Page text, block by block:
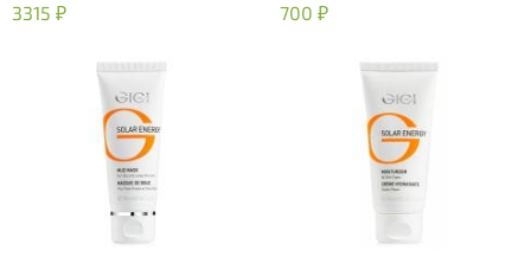
3315 ₽ 700 ₽